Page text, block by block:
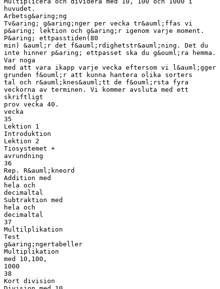
huvudet.
Arbetsg&aring;ng
Tv&aring; g&aring;nger per vecka tr&auml;ffas vi
p&aring; lektion och g&aring;r igenom varje moment.
P&aring; ettpasstiden(80
min) &auml;r det f&auml;rdighetstr&auml;ning. Det du
inte hinner p&aring; ettpasset ska du g&ouml;ra hemma.
Var noga
med att vara ikapp varje vecka eftersom vi l&auml;gger
grunden f&ouml;r att kunna hantera olika sorters
tal och r&auml;knes&auml;tt de f&ouml;rsta fyra
veckorna av terminen. Vi kommer avsluta med ett
skriftligt
prov vecka 40.
vecka
35
Lektion 1
Introduktion
Lektion 2
Tiosystemet +
avrundning
36
Rep. R&auml;kneord
Addition med
hela och
decimaltal
Subtraktion med
hela och
decimaltal
37
Multilplikation
Test
g&aring;ngertabeller
Multiplikation
med 10,100,
1000
38
Kort division